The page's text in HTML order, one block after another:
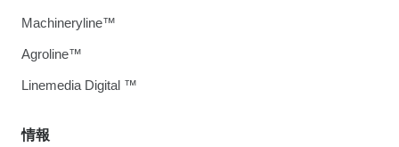
情報
Machineryline™
Agroline™
Linemedia Digital ™